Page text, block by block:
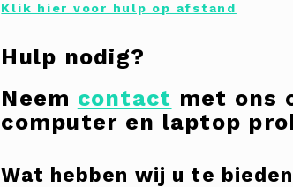
Klik hier voor hulp op afstand
Hulp nodig?
Neem contact met ons
computer en laptop
Wat hebben wij u te